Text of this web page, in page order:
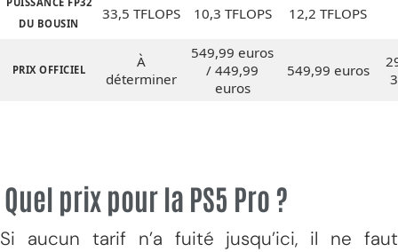
DU BOUSIN
33,5 TFLOPS 10,3 TFLOPS 12,2 TFLOPS
PRIX OFFICIEL
À
déterminer
549,99 euros
/ 449,99
euros
549,99 euros
Quel prix pour la PS5 Pro ?
Si aucun tarif n’a fuité jusqu’ici, il ne faut